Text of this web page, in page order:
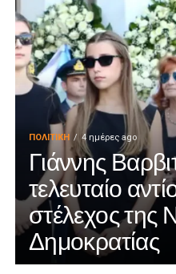
ΠΟΛΙΤΙΚΉ 4 ημέρες ago
Γιάννης
τελευταίο
στέλεχος της
Δημοκρατίας